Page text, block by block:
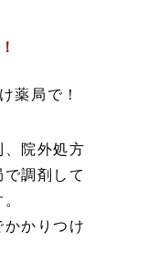
、院外処方
調剤して
かりつけ